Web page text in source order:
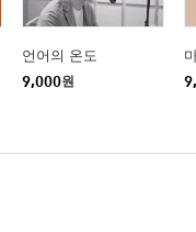
언어의 온도
9,000원